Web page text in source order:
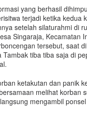
a
b
u
r
H
a
n
h
o
n
yang berhasil
terjadi ketika kedua
setelah silaturahmi di
Singaraja, Kecamatan
tersebut, saat
Tambak tiba tiba saja di
ketakutan dan panik
melihat korban
mengambil